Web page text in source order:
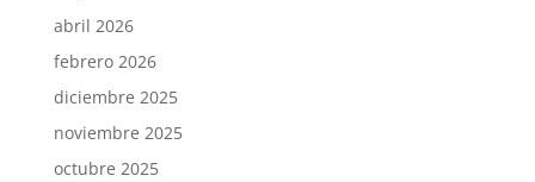
abril 2026
febrero 2026
diciembre 2025
noviembre 2025
octubre 2025